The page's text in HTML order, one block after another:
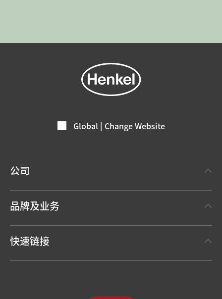
Global | Change Website
公司
新闻稿
年度报告
品牌及业务
快速链接